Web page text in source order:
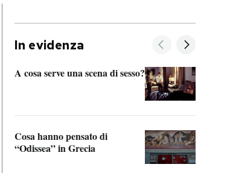
In evidenza
A cosa serve una scena di sesso?
Cosa hanno pensato di
“Odissea” in Grecia